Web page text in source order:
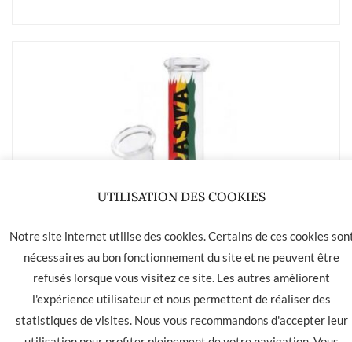
UTILISATION DES COOKIES
Notre site internet utilise des cookies. Certains de ces cookies
nécessaires au bon fonctionnement du site et ne peuvent être
refusés lorsque vous visitez ce site. Les autres améliorent
l'expérience utilisateur et nous permettent de réaliser des
statistiques de visites. Nous vous recommandons d'accepter leur